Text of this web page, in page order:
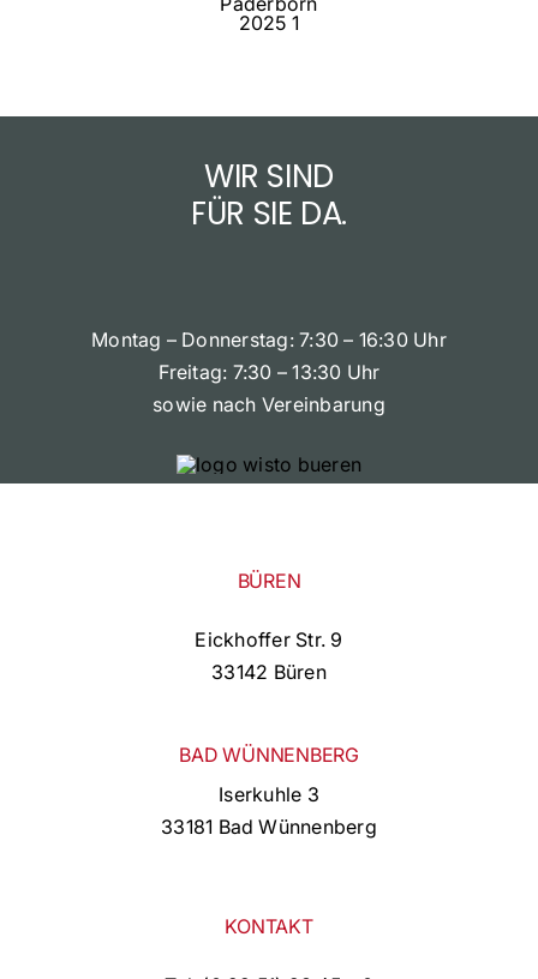
WIR SIND
FÜR SIE DA.
Montag – Donnerstag: 7:30 – 16:30 Uhr
Freitag: 7:30 – 13:30 Uhr
sowie nach Vereinbarung
BÜREN
Eickhoffer Str. 9
33142 Büren
BAD WÜNNENBERG
Iserkuhle 3
33181 Bad Wünnenberg
KONTAKT